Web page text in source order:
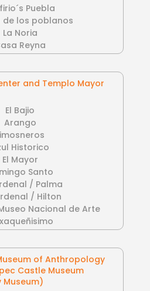
Puebla
de los poblanos
La Noria
Reyna
and Templo Mayor
El Bajio
Arango
Historico
El Mayor
Santo
/ Palma
/ Hilton
Nacional de Arte
of Anthropology
Castle Museum
Museum)